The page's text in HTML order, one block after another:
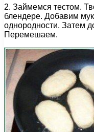
2. Займемся тестом.
блендере. Добавим
однородности. Затем
Перемешаем.